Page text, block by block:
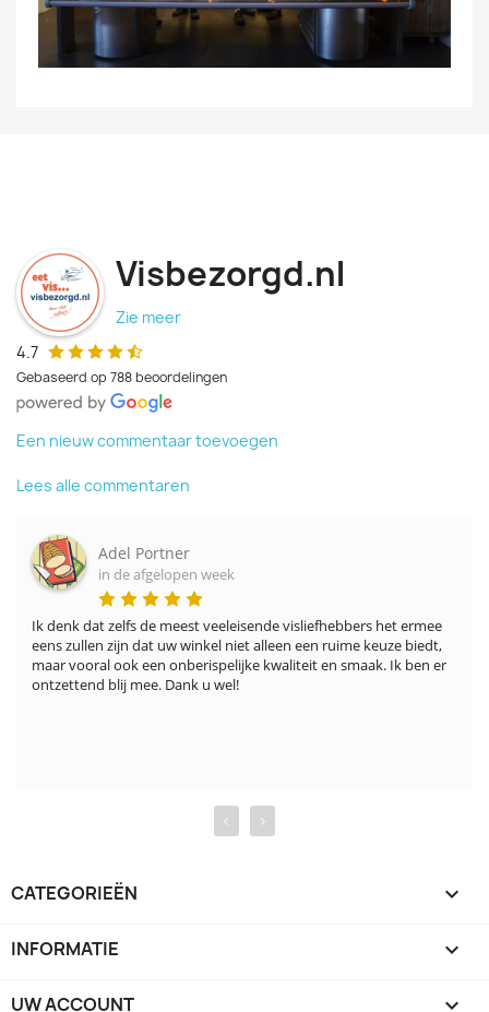
Visbezorgd.nl
Zie meer
4.7
Gebaseerd op 788 beoordelingen
Een nieuw commentaar toevoegen
Lees alle commentaren
Adel Portner
in de afgelopen week
Ik denk dat zelfs de meest veeleisende visliefhebbers het ermee
eens zullen zijn dat uw winkel niet alleen een ruime keuze biedt,
maar vooral ook een onberispelijke kwaliteit en smaak. Ik ben er
ontzettend blij mee. Dank u wel!
‹ ›
CATEGORIEËN 
INFORMATIE 
UW ACCOUNT 